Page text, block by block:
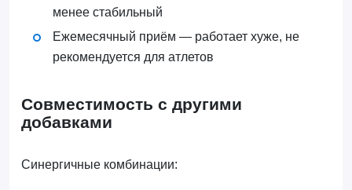
менее стабильный
Ежемесячный приём — работает хуже, не
рекомендуется для атлетов
Совместимость с другими
добавками
Синергичные комбинации: